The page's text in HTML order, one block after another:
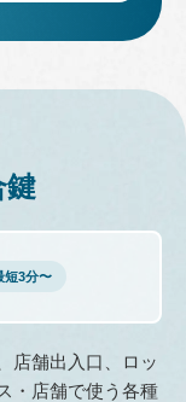
鍵
短3分〜
店舗出入口、ロッ
・店舗で使う各種